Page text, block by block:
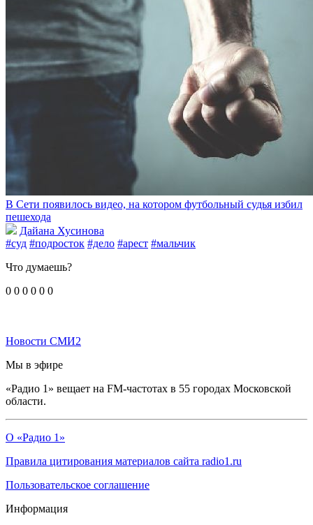
В Сети появилось видео, на котором футбольный судья избил
пешехода
Дайана Хусинова
#суд #подросток #дело #арест #мальчик
Что думаешь?
0 0 0 0 0 0
Новости СМИ2
Мы в эфире
«Радио 1» вещает на FM-частотах в 55 городах Московской
области.
О «Радио 1»
Правила цитирования материалов сайта radio1.ru
Пользовательское соглашение
Информация